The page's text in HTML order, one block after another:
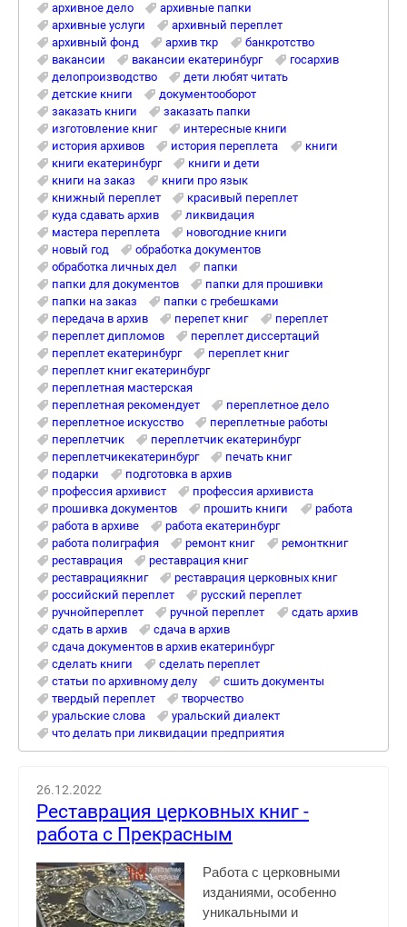
архивное дело
архивные папки
архивные услуги
архивный переплет
архивный фонд
архив ткр
банкротство
вакансии
вакансии екатеринбург
госархив
делопроизводство
дети любят читать
детские книги
документооборот
заказать книги
заказать папки
изготовление книг
интересные книги
история архивов
история переплета
книги
книги екатеринбург
книги и дети
книги на заказ
книги про язык
книжный переплет
красивый переплет
куда сдавать архив
ликвидация
мастера переплета
новогодние книги
новый год
обработка документов
обработка личных дел
папки
папки для документов
папки для прошивки
папки на заказ
папки с гребешками
передача в архив
перепет книг
переплет
переплет дипломов
переплет диссертаций
переплет екатеринбург
переплет книг
переплет книг екатеринбург
переплетная мастерская
переплетная рекомендует
переплетное дело
переплетное искусство
переплетные работы
переплетчик
переплетчик екатеринбург
переплетчикекатеринбург
печать книг
подарки
подготовка в архив
профессия архивист
профессия архивиста
прошивка документов
прошить книги
работа
работа в архиве
работа екатеринбург
работа полиграфия
ремонт книг
ремонткниг
реставрация
реставрация книг
реставрациякниг
реставрация церковных книг
российский переплет
русский переплет
ручнойпереплет
ручной переплет
сдать архив
сдать в архив
сдача в архив
сдача документов в архив екатеринбург
сделать книги
сделать переплет
статьи по архивному делу
сшить документы
твердый переплет
творчество
уральские слова
уральский диалект
что делать при ликвидации предприятия
26.12.2022
Реставрация церковных книг -
работа с Прекрасным
Работа с церковными
изданиями, особенно
уникальными и